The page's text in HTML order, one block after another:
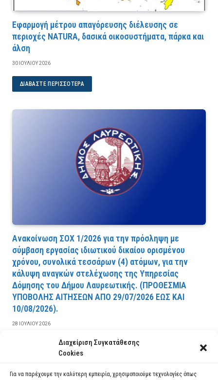
Διαχείριση Συγκατάθεσης
Cookies
Για να παρέχουμε την καλύτερη εμπειρία, χρησιμοποιούμε τεχνολογίες όπως
Εφαρμογή μέτρου απαγόρευσης διέλευσης σε
περιοχές NATURA, δασικά οικοσυστήματα, πάρκα και
άλση
30 ΙΟΥΛΊΟΥ 2026
ΔΙΑΒΆΣΤΕ ΠΕΡΙΣΣΌΤΕΡΑ
Ανακοίνωση ΣΟΧ 1/2026 για την πρόσληψη με
σύμβαση εργασίας ιδιωτικού δικαίου ορισμένου
χρόνου, συνολικά τεσσάρων (4) ατόμων, για την
κάλυψη αναγκών στελέχωσης της Υπηρεσίας
Δόμησης του Δήμου Λαυρεωτικής. (ΠPOΘEΣMIA
YΠOBOΛHΣ AITHΣEΩN AΠO 29/07/2026 EΩΣ KAI
10/08/2026).
28 ΙΟΥΛΊΟΥ 2026
ΔΙΑΒΆΣΤΕ ΠΕΡΙΣΣΌΤΕΡΑ